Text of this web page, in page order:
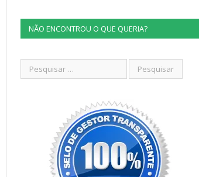
NÃO ENCONTROU O QUE QUERIA?